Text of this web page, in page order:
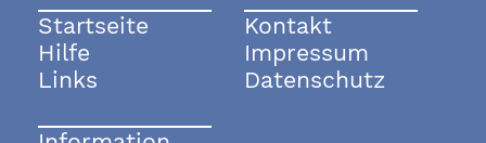
Startseite
Hilfe
Links
Kontakt
Impressum
Datenschutz